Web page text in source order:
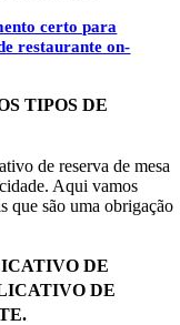
certo para
restaurante on-
TIPOS DE
de reserva de mesa
Aqui vamos
que são uma obrigação
DE
DE